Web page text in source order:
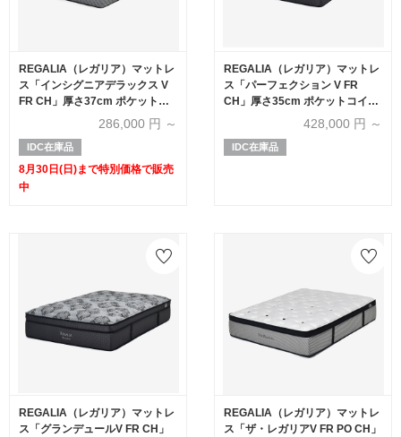
REGALIA（レガリア）マットレ
ス「インシグニアデラックス V
FR CH」厚さ37cm ポケットコ
イル 全6サイズ【有明ショール
ーム30周年記念特別価格】
286,000 円 ～
IDC在庫品
8月30日(日)まで特別価格で販売
中
REGALIA（レガリア）マットレ
ス「パーフェクション V FR
CH」厚さ35cm ポケットコイル
428,000 円 ～
IDC在庫品
REGALIA（レガリア）マットレ
ス「グランデュールV FR CH」
REGALIA（レガリア）マットレ
ス「ザ・レガリアV FR PO CH」